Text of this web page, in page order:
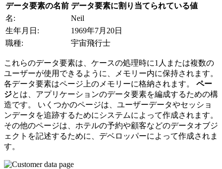
データ要素の名前 データ要素に割り当てられている値
名:
Neil
生年月日:
1969年7月20日
職種:
宇宙飛行士
これらのデータ要素は、ケースの処理時に1人または複数の
ユーザーが使用できるように、メモリー内に保持されます。
各データ要素はページ上のメモリーに格納されます。 ペー
ジとは、アプリケーションのデータ要素を編成するための構
造です。 いくつかのページは、ユーザーデータやセッショ
ンデータを追跡するためにシステムによって作成されます。
その他のページは、ホテルの予約や顧客などのデータオブジ
ェクトを記述するために、デベロッパーによって作成されま
す。